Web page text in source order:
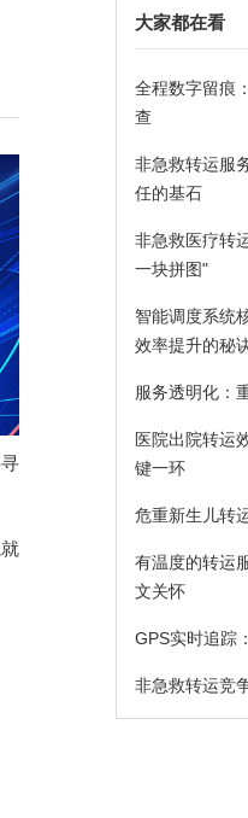
大家都在看
全程数字留痕
查
非急救转运服
任的基石
非急救医疗转
一块拼图"
智能调度系统
效率提升的秘
服务透明化：
医院出院转运
键一环
危重新生儿转
有温度的转运
文关怀
GPS实时追踪
非急救转运竞